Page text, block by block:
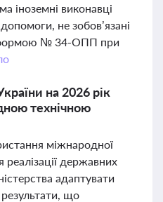
іноземні виконавці
не зобов’язані
формою № 34-ОПП при
на 2026 рік
технічною
міжнародної
реалізації державних
адаптувати
що